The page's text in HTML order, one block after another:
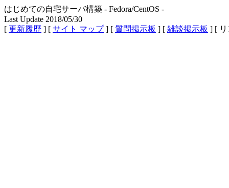
はじめての自宅サーバ構築 - Fedora/CentOS -
Last Update 2018/05/30
[ 更新履歴 ] [ サイト マップ] [ 質問掲示板 ] [ 雑談掲示板 ] [